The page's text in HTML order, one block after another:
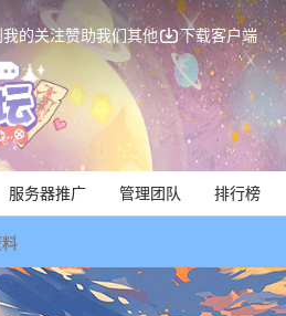
我的关注赞助我们其他 下载客户端
服务器推广 管理团队 排行榜